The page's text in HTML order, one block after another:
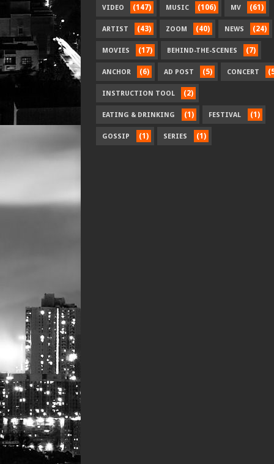
VIDEO (147) MUSIC (106) MV (61)
ARTIST (43) ZOOM (40) NEWS (24)
MOVIES (17) BEHIND-THE-SCENES (7)
ANCHOR (6) AD POST (5) CONCERT
INSTRUCTION TOOL (2)
EATING & DRINKING (1) FESTIVAL (1)
GOSSIP (1) SERIES (1)